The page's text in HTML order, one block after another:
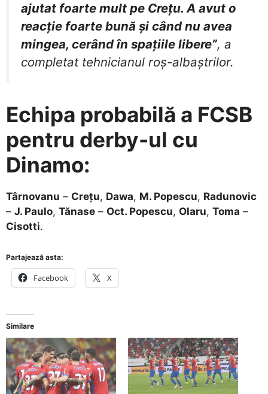
ajutat foarte mult pe Crețu. A avut o
reacție foarte bună și când nu avea
mingea, cerând în spațiile libere”, a
completat tehnicianul roș-albaștrilor.
Echipa probabilă a FCSB
pentru derby-ul cu
Dinamo:
Târnovanu – Crețu, Dawa, M. Popescu, Radunovic
– J. Paulo, Tănase – Oct. Popescu, Olaru, Toma –
Cisotti.
Partajează asta:
Facebook X
Similare